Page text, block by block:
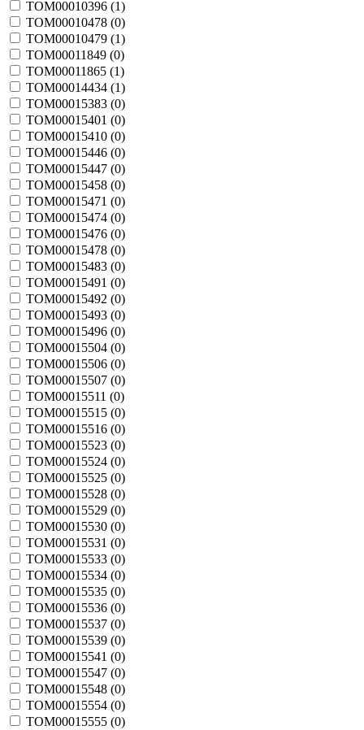
TOM00010396 (1)
TOM00010478 (0)
TOM00010479 (1)
TOM00011849 (0)
TOM00011865 (1)
TOM00014434 (1)
TOM00015383 (0)
TOM00015401 (0)
TOM00015410 (0)
TOM00015446 (0)
TOM00015447 (0)
TOM00015458 (0)
TOM00015471 (0)
TOM00015474 (0)
TOM00015476 (0)
TOM00015478 (0)
TOM00015483 (0)
TOM00015491 (0)
TOM00015492 (0)
TOM00015493 (0)
TOM00015496 (0)
TOM00015504 (0)
TOM00015506 (0)
TOM00015507 (0)
TOM00015511 (0)
TOM00015515 (0)
TOM00015516 (0)
TOM00015523 (0)
TOM00015524 (0)
TOM00015525 (0)
TOM00015528 (0)
TOM00015529 (0)
TOM00015530 (0)
TOM00015531 (0)
TOM00015533 (0)
TOM00015534 (0)
TOM00015535 (0)
TOM00015536 (0)
TOM00015537 (0)
TOM00015539 (0)
TOM00015541 (0)
TOM00015547 (0)
TOM00015548 (0)
TOM00015554 (0)
TOM00015555 (0)